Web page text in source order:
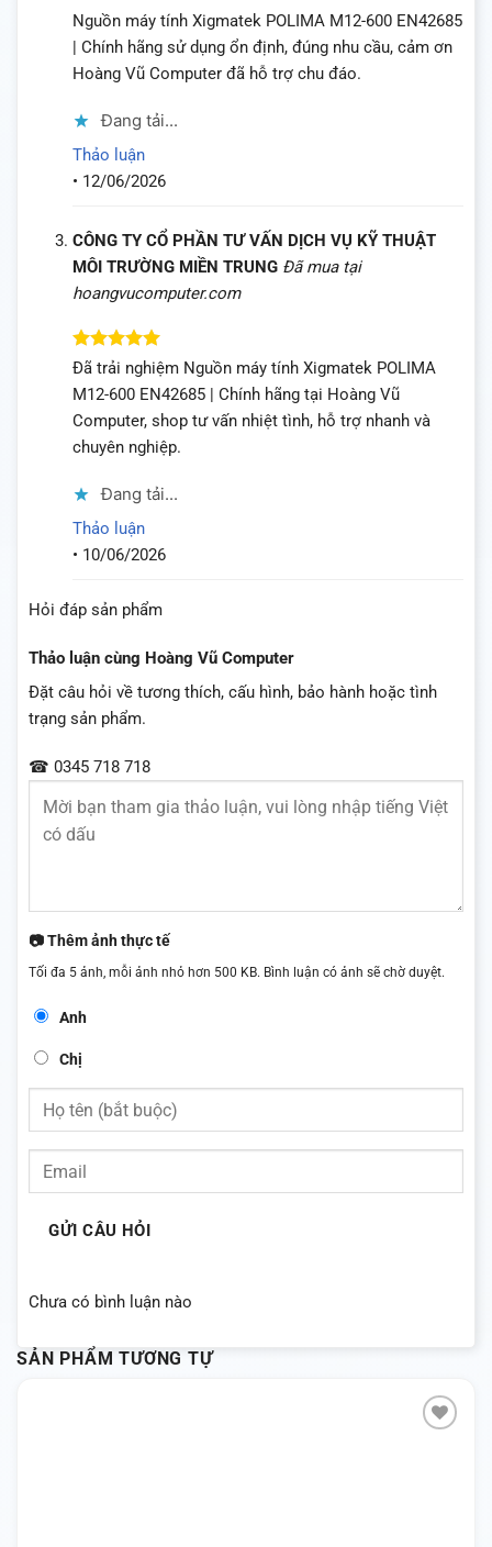
Được xếp
hạng
sao
Nguồn máy tính Xigmatek POLIMA M12-600 EN42685
| Chính hãng sử dụng ổn định, đúng nhu cầu, cảm ơn
Hoàng Vũ Computer đã hỗ trợ chu đáo.
Đang tải...
Thảo luận
• 12/06/2026
CÔNG TY CỔ PHẦN TƯ VẤN DỊCH VỤ KỸ THUẬT
MÔI TRƯỜNG MIỀN TRUNG Đã mua tại
hoangvucomputer.com
Được xếp
5
sao
Đã trải nghiệm Nguồn máy tính Xigmatek POLIMA
M12-600 EN42685 | Chính hãng tại Hoàng Vũ
Computer, shop tư vấn nhiệt tình, hỗ trợ nhanh và
chuyên nghiệp.
Đang tải...
Thảo luận
• 10/06/2026
Hỏi đáp sản phẩm
Thảo luận cùng Hoàng Vũ Computer
Đặt câu hỏi về tương thích, cấu hình, bảo hành hoặc tình
trạng sản phẩm.
☎ 0345 718 718
📷 Thêm ảnh thực tế
Tối đa 5 ảnh, mỗi ảnh nhỏ hơn 500 KB. Bình luận có ảnh sẽ chờ duyệt.
Anh
Chị
GỬI CÂU HỎI
Chưa có bình luận nào
SẢN PHẨM TƯƠNG TỰ